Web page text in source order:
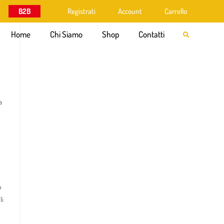
B2B Registrati Account Carrello
Home Chi Siamo Shop Contatti